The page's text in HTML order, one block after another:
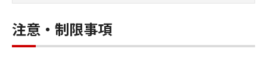
しくは実行することのいずれも含むものと
します）することができます。お客様はま
た、お客様が「プリンタ」を使用すること
注意・制限事項